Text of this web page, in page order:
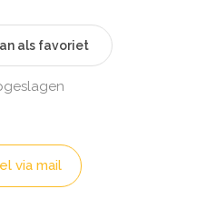
als favoriet
via mail